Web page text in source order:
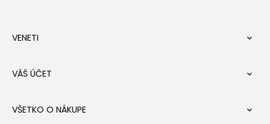
VENETI 
VÁŠ ÚČET 
VŠETKO O NÁKUPE 